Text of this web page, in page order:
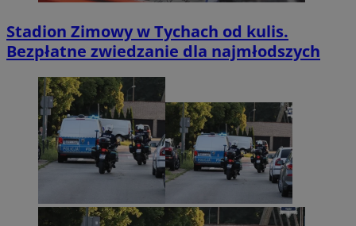
Stadion Zimowy w Tychach od kulis.
Bezpłatne zwiedzanie dla najmłodszych